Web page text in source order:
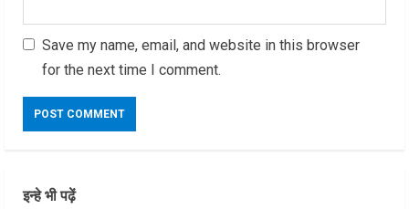
Save my name, email, and website in this browser
for the next time I comment.
इन्हे भी पढ़ें